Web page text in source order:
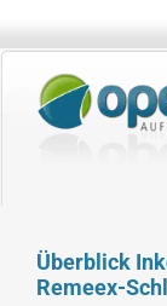
springen
Überblick
Remeex-